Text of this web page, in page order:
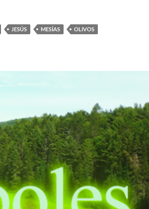
JESÚS MESÍAS
OLIVOS